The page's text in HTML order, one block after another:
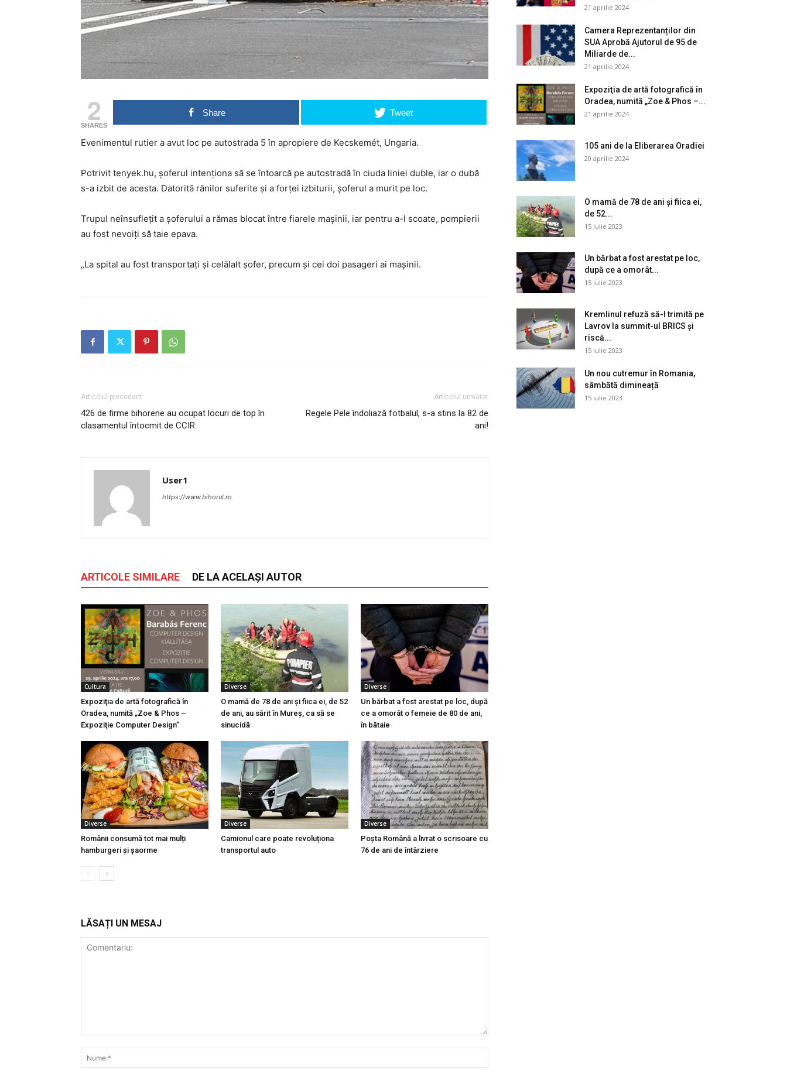
2
SHARES
Share Tweet
Evenimentul rutier a avut loc pe autostrada 5 în apropiere de Kecskemét, Ungaria.
Potrivit tenyek.hu, șoferul intenționa să se întoarcă pe autostradă în ciuda liniei duble, iar o dubă
s-a izbit de acesta. Datorită rănilor suferite și a forței izbiturii, șoferul a murit pe loc.
Trupul neînsuflețit a șoferului a rămas blocat între fiarele mașinii, iar pentru a-l scoate, pompierii
au fost nevoiți să taie epava.
„La spital au fost transportați și celălalt șofer, precum și cei doi pasageri ai mașinii.
Articolul precedent
426 de firme bihorene au ocupat locuri de top în
clasamentul întocmit de CCIR
Articolul următor
Regele Pele îndoliază fotbalul, s-a stins la 82 de
ani!
User1
https://www.bihorul.ro
ARTICOLE SIMILARE DE LA ACELAȘI AUTOR
Cultura
Expoziţia de artă fotografică în
Oradea, numită „Zoe & Phos –
Expoziţie Computer Design”
Diverse
O mamă de 78 de ani și fiica ei, de 52
de ani, au sărit în Mureș, ca să se
sinucidă
Diverse
Un bărbat a fost arestat pe loc, după
ce a omorât o femeie de 80 de ani,
în bătaie
Diverse
Românii consumă tot mai mulți
hamburgeri și șaorme
Diverse
Camionul care poate revoluționa
transportul auto
Diverse
Poșta Română a livrat o scrisoare cu
76 de ani de întârziere
LĂSAȚI UN MESAJ
21 aprilie 2024
Camera Reprezentanților din
SUA Aprobă Ajutorul de 95 de
Miliarde de...
21 aprilie 2024
Expoziţia de artă fotografică în
Oradea, numită „Zoe & Phos –...
21 aprilie 2024
105 ani de la Eliberarea Oradiei
20 aprilie 2024
O mamă de 78 de ani și fiica ei,
de 52...
15 iulie 2023
Un bărbat a fost arestat pe loc,
după ce a omorât...
15 iulie 2023
Kremlinul refuză să-l trimită pe
Lavrov la summit-ul BRICS și
riscă...
15 iulie 2023
Un nou cutremur în Romania,
sâmbătă dimineață
15 iulie 2023